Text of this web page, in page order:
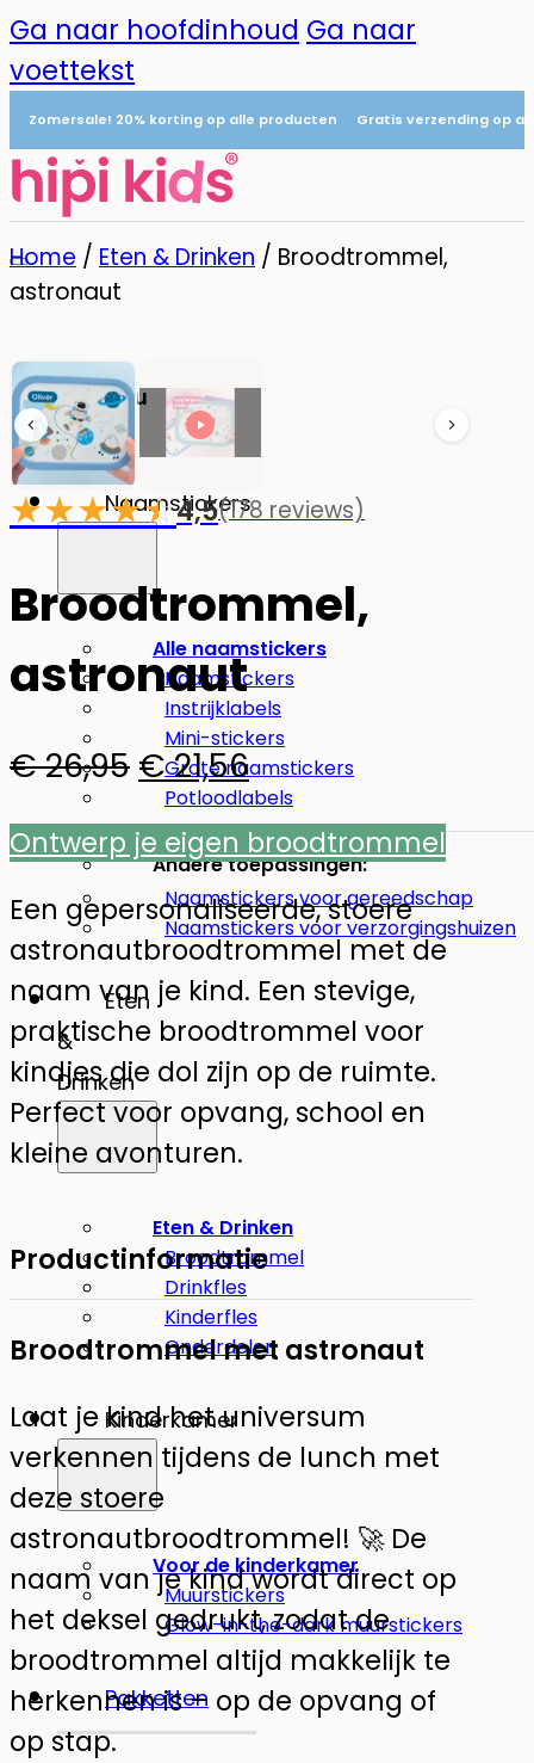
Ga naar hoofdinhoud Ga naar
voettekst
Zomersale! 20% korting op alle producten Gratis verzending op
Menu
Naamstickers
Alle naamstickers
Naamstickers
Instrijklabels
Mini-stickers
Grote naamstickers
Potloodlabels
Andere toepassingen:
Naamstickers voor gereedschap
Naamstickers voor verzorgingshuizen
Eten
&
Drinken
Eten & Drinken
Broodtrommel
Drinkfles
Kinderfles
Onderdelen
Kinderkamer
Voor de kinderkamer
Muurstickers
Glow-in-the-dark muurstickers
Pakketten
0
Home / Eten & Drinken / Broodtrommel,
astronaut
-20%
★★★★☆
★4,5(178 reviews)
Broodtrommel,
astronaut
€26,95 Oorspronkelijke
prijs
was:
€ 26,95.
€21,56Huidige
prijs
is:
€ 21,56.
Ontwerp je eigen broodtrommel
Een gepersonaliseerde, stoere
astronautbroodtrommel met de
naam van je kind. Een stevige,
praktische broodtrommel voor
kindjes die dol zijn op de ruimte.
Perfect voor opvang, school en
kleine avonturen.
Productinformatie
Broodtrommel met astronaut
Laat je kind het universum
verkennen tijdens de lunch met
deze stoere
astronautbroodtrommel! 🚀 De
naam van je kind wordt direct op
het deksel gedrukt, zodat de
broodtrommel altijd makkelijk te
herkennen is – op de opvang of
op stap.